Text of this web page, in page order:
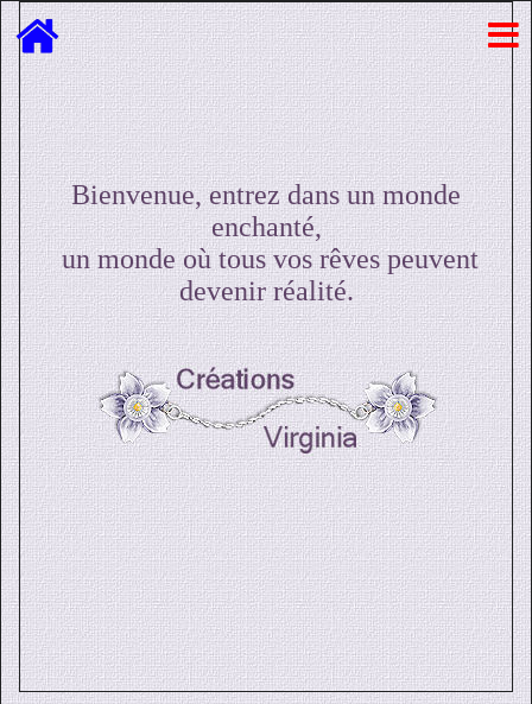
Bienvenue, entrez dans un monde
enchanté,
un monde où tous vos rêves peuvent
devenir réalité.